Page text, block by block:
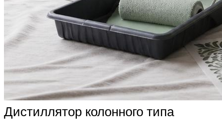
Дистиллятор колонного типа